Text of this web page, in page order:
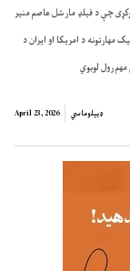
چې د فیلډ مارشل عاصم منیر
مهارتونه د امریکا او ایران د
رول لوبوي
April 23, 2026 ډیپلوماسي